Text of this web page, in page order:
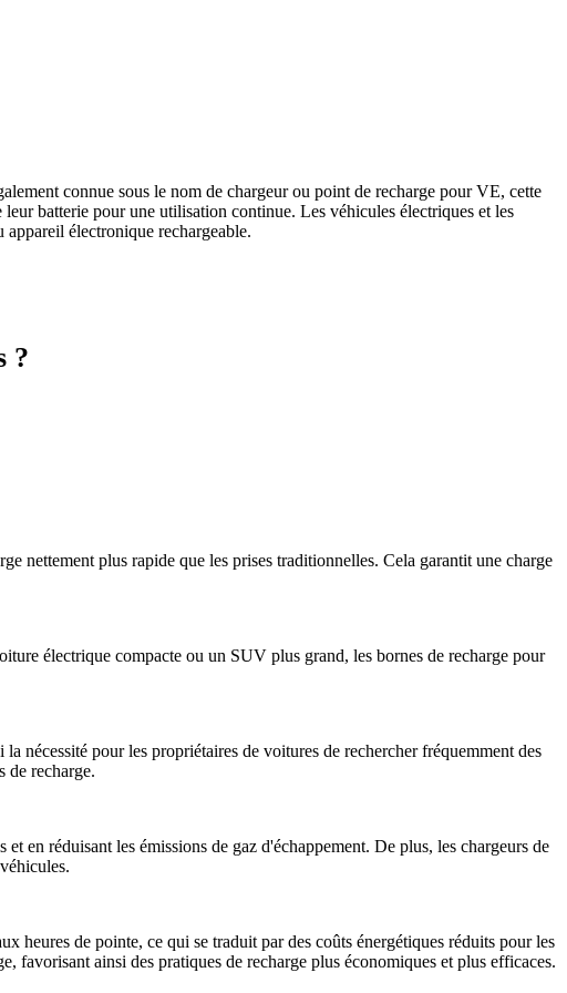
connue sous le nom de chargeur ou point de recharge pour VE, cette
batterie pour une utilisation continue. Les véhicules électriques et les
électronique rechargeable.
?
nettement plus rapide que les prises traditionnelles. Cela garantit une charge
électrique compacte ou un SUV plus grand, les bornes de recharge pour
nécessité pour les propriétaires de voitures de rechercher fréquemment des
de recharge.
en réduisant les émissions de gaz d'échappement. De plus, les chargeurs de
heures de pointe, ce qui se traduit par des coûts énergétiques réduits pour les
favorisant ainsi des pratiques de recharge plus économiques et plus efficaces.